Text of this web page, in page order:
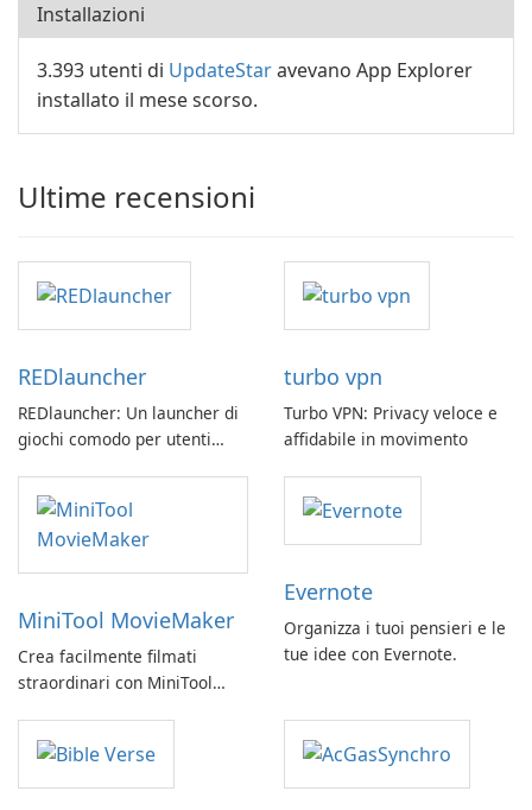
Installazioni
3.393 utenti di UpdateStaravevano App Explorer
installato il mese scorso.
Ultime recensioni
REDlauncher
REDlauncher: Un launcher di
giochi comodo per utenti
turbo vpn
Turbo VPN: Privacy veloce e
affidabile in movimento
MiniTool MovieMaker
Crea facilmente filmati
straordinari con MiniTool
Evernote
Organizza i tuoi pensieri e le
tue idee con Evernote.